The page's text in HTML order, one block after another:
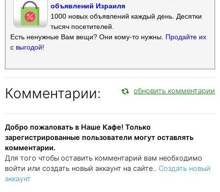
объявлений Израиля
1000 новых объявлений каждый день. Десятки
тысяч посетителей.
Есть ненужные Вам вещи? Они кому-то нужны. Продайте их
с выгодой!
Комментарии: обновить комментарии
Добро пожаловать в Наше Кафе! Только
зарегистрированные пользователи могут оставлять
комментарии.
Для того чтобы оставить комментарий вам необходимо
войти или создать новый аккаунт на сайте.. Создать новый
аккаунт